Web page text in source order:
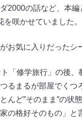
2000の話など、本
咲かせていました。
お気に入りだったシ
「修学旅行」の後、
るまるが部屋でくつ
んど”そのまま”の状
の格好そのもの」と